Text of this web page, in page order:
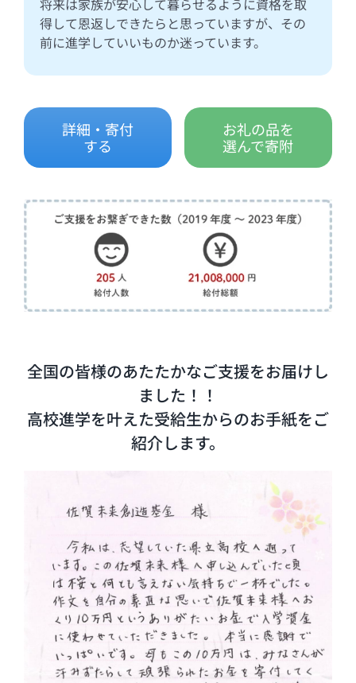
得して恩返しできたらと思っていますが、その
前に進学していいものか迷っています。
詳細・寄付
する
お礼の品を
選んで寄附
全国の皆様のあたたかなご支援をお届けし
ました！！
高校進学を叶えた受給生からのお手紙をご
紹介します。